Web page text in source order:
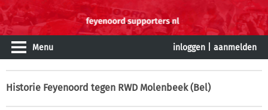
Menu inloggen aanmelden
Historie Feyenoord tegen RWD Molenbeek (Bel)